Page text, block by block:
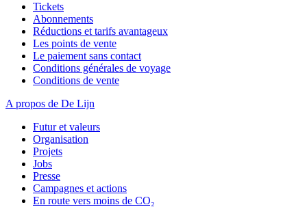
Tickets
Abonnements
Réductions et tarifs avantageux
Les points de vente
Le paiement sans contact
Conditions générales de voyage
Conditions de vente
A propos de De Lijn
Futur et valeurs
Organisation
Projets
Jobs
Presse
Campagnes et actions
En route vers moins de CO₂